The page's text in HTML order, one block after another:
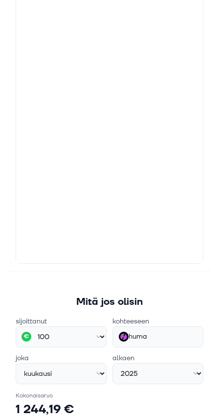
Mitä jos olisin
sijoittanut
€
kohteeseen
huma
joka alkaen
Kokonaisarvo
1 244,19 €